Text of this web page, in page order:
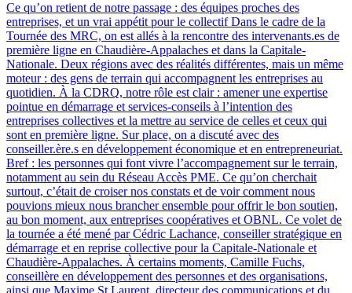
Ce qu’on retient de notre passage : des équipes proches des
entreprises, et un vrai appétit pour le collectif Dans le cadre de la
Tournée des MRC, on est allés à la rencontre des intervenants.es de
première ligne en Chaudière-Appalaches et dans la Capitale-
Nationale. Deux régions avec des réalités différentes, mais un même
moteur : des gens de terrain qui accompagnent les entreprises au
quotidien. À la CDRQ, notre rôle est clair : amener une expertise
pointue en démarrage et services-conseils à l’intention des
entreprises collectives et la mettre au service de celles et ceux qui
sont en première ligne. Sur place, on a discuté avec des
conseiller.ère.s en développement économique et en entrepreneuriat.
Bref : les personnes qui font vivre l’accompagnement sur le terrain,
notamment au sein du Réseau Accès PME. Ce qu’on cherchait
surtout, c’était de croiser nos constats et de voir comment nous
pouvions mieux nous brancher ensemble pour offrir le bon soutien,
au bon moment, aux entreprises coopératives et OBNL. Ce volet de
la tournée a été mené par Cédric Lachance, conseiller stratégique en
démarrage et en reprise collective pour la Capitale-Nationale et
Chaudière-Appalaches. À certains moments, Camille Fuchs,
conseillère en développement des personnes et des organisations,